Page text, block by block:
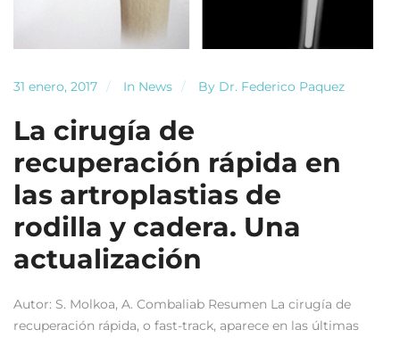
31 enero, 2017 In News By Dr. Federico Paquez
La cirugía de
recuperación rápida en
las artroplastias de
rodilla y cadera. Una
actualización
Autor: S. Molkoa, A. Combaliab Resumen La cirugía de
recuperación rápida, o fast-track, aparece en las últimas